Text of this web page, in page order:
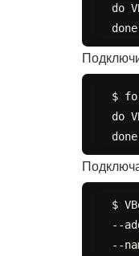
do
done
$
do
done
$
--